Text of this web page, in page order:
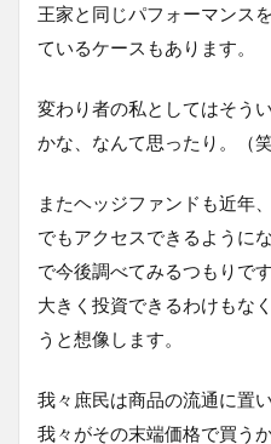
王家と同じパフォーマンス
ているケースもあります。
変わり者の私としてはそう
かな、なんて思ったり。（笑
またヘッジファンドも近年
でもアクセスできるように
で今後調べてみるつもりで
大きく投資できるわけもな
うと想像します。
我々庶民は商品の流通に置
我々がその末端価格で買う